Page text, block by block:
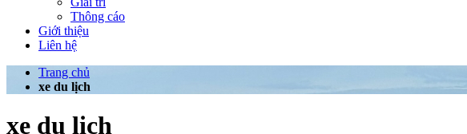
Thông cáo
Giới thiệu
Liên hệ
Trang chủ
xe du lịch
xe du lịch